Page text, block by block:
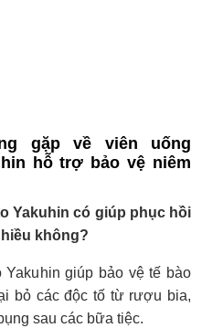
gặp về viên uống
hỗ trợ bảo vệ niêm
Yakuhin có giúp phục hồi
không?
giúp bảo vệ tế bào
bỏ các độc tố từ rượu bia,
sau các bữa tiệc.